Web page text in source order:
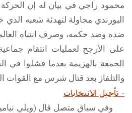
محمود راجي في بيان له إن الحركة
البورندي محاولة لتهدئة شعبه
ضده وضد حكمه، وصرف انتباه
على الأرجح لعمليات انتقام
الجمعة بالهزيمة بعدما فشلوا في
والتلفاز بعد قتال شرس مع القوات
- تأجيل الانتخابات
وفي سياق متصل قال (ويلي